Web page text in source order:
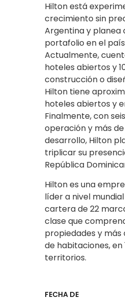
Hilton está
crecimiento sin
Argentina y planea
portafolio en el
Actualmente,
hoteles abiertos y
construcción o
Hilton tiene
hoteles abiertos y
Finalmente, con
operación y más de
desarrollo, Hilton
triplicar su
República
Hilton es una
líder a nivel
cartera de 22
clase que
propiedades y más
de habitaciones, en
territorios.
FECHA DE